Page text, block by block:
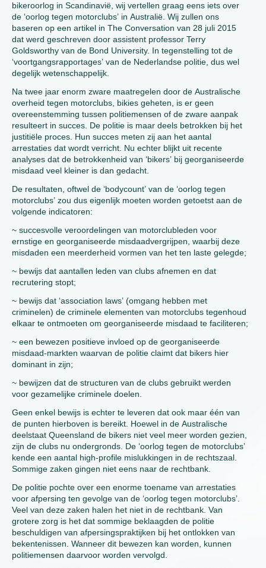
bikeroorlog in Scandinavië, wij vertellen graag eens iets over
de ‘oorlog tegen motorclubs’ in Australië. Wij zullen ons
baseren op een artikel in The Conversation van 28 juli 2015
dat werd geschreven door assistent professor Terry
Goldsworthy van de Bond University. In tegenstelling tot de
‘voortgangsrapportages’ van de Nederlandse politie, dus wel
degelijk wetenschappelijk.
Na twee jaar enorm zware maatregelen door de Australische
overheid tegen motorclubs, bikies geheten, is er geen
overeenstemming tussen politiemensen of de zware aanpak
resulteert in succes. De politie is maar deels betrokken bij het
justitiële proces. Hun succes meten zij aan het aantal
arrestaties dat wordt verricht. Nu echter blijkt uit recente
analyses dat de betrokkenheid van ‘bikers’ bij georganiseerde
misdaad veel kleiner is dan gedacht.
De resultaten, oftwel de ‘bodycount’ van de ‘oorlog tegen
motorclubs’ zou dus eigenlijk moeten worden getoetst aan de
volgende indicatoren:
~ succesvolle veroordelingen van motorclubleden voor
ernstige en georganiseerde misdaadvergrijpen, waarbij deze
misdaden een meerderheid vormen van het ten laste gelegde;
~ bewijs dat aantallen leden van clubs afnemen en dat
recrutering stopt;
~ bewijs dat ‘association laws’ (omgang hebben met
criminelen) de criminele elementen van motorclubs tegenhoud
elkaar te ontmoeten om georganiseerde misdaad te faciliteren;
~ een bewezen positieve invloed op de georganiseerde
misdaad-markten waarvan de politie claimt dat bikers hier
dominant in zijn;
~ bewijzen dat de structuren van de clubs gebruikt werden
voor gezamelijke criminele doelen.
Geen enkel bewijs is echter te leveren dat ook maar één van
de punten hierboven is bereikt. Hoewel in de Australische
deelstaat Queensland de bikers niet veel meer worden gezien,
zijn de clubs nu ondergronds. De ‘oorlog tegen de motorclubs’
kende een aantal high-profile mislukkingen in de rechtszaal.
Sommige zaken gingen niet eens naar de rechtbank.
De politie pochte over een enorme toename van arrestaties
voor afpersing ten gevolge van de ‘oorlog tegen motorclubs’.
Veel van deze zaken halen het niet in de rechtbank. Van
grotere zorg is het dat sommige beklaagden de politie
beschuldigen van afpersingspraktijken bij het ontlokken van
bekentenissen. Wanneer dit bewezen kan worden, kunnen
politiemensen daarvoor worden vervolgd.